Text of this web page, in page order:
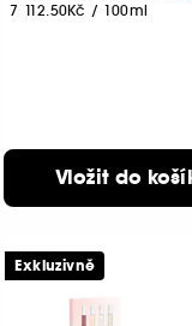
7 112.50Kč / 100ml
Vložit do
Exkluzivně